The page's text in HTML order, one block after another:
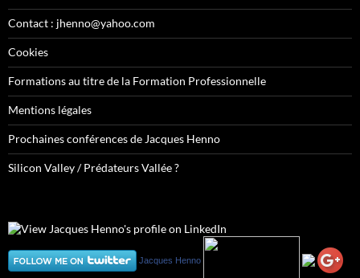
Contact : jhenno@yahoo.com
Cookies
Formations au titre de la Formation Professionnelle
Mentions légales
Prochaines conférences de Jacques Henno
Silicon Valley / Prédateurs Vallée ?
Jacques Henno